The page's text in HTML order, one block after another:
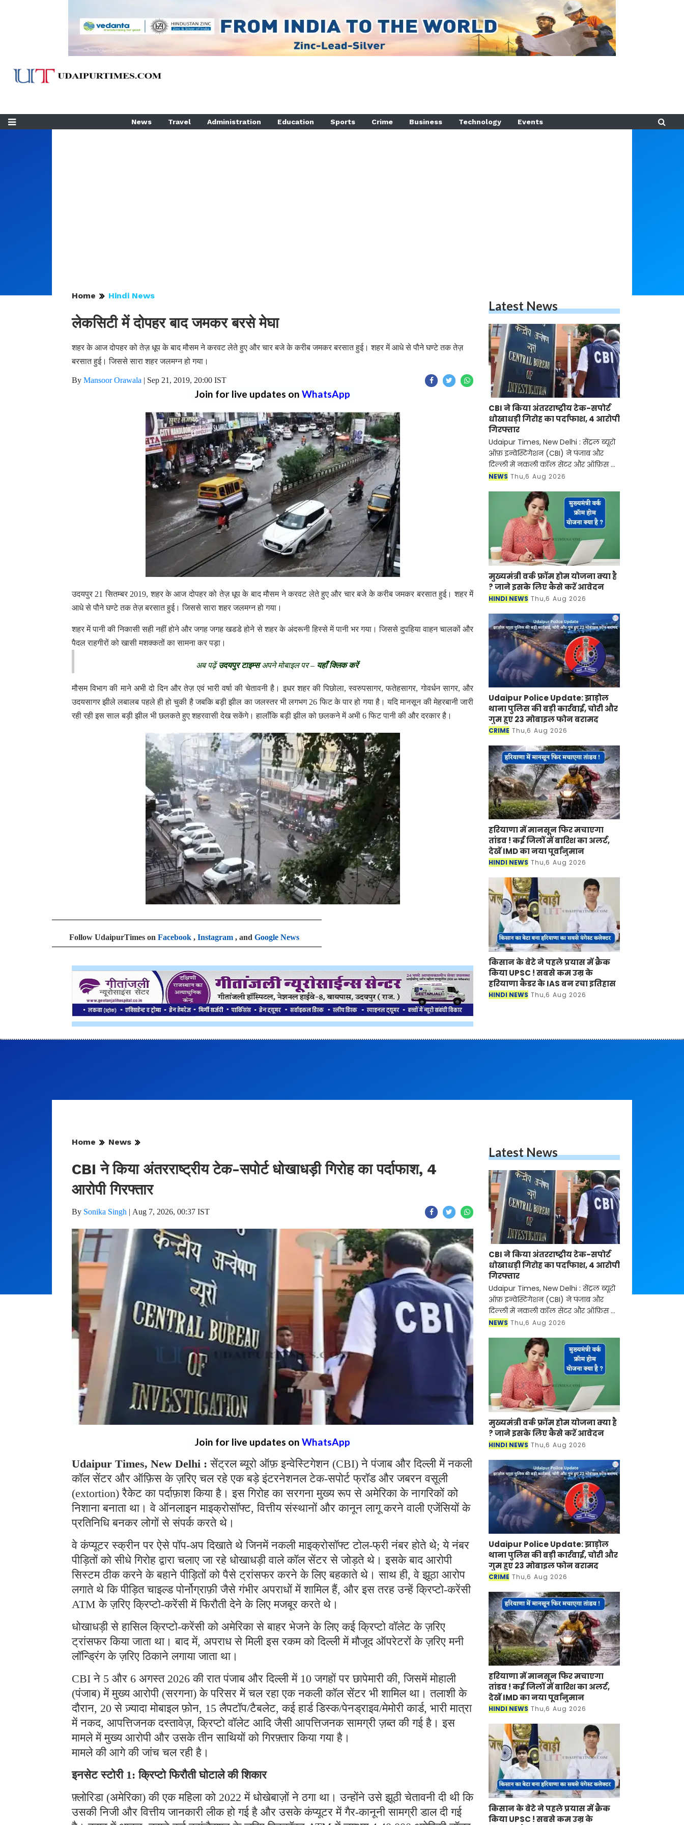
News Travel Administration Education Sports Crime Business Technology Events
Home Hindi News
लेकसिटी में दोपहर बाद जमकर बरसे मेघा
शहर के आज दोपहर को तेज़ धूप के बाद मौसम ने करवट लेते हुए और चार बजे के करीब जमकर बरसात हुई। शहर में आधे से पौने घण्टे तक तेज़
बरसात हुई। जिससे सारा शहर जलमग्न हो गया।
By Mansoor Orawala | Sep 21, 2019, 20:00 IST
Join for live updates on WhatsApp
उदयपुर 21 सितम्बर 2019, शहर के आज दोपहर को तेज़ धूप के बाद मौसम ने करवट लेते हुए और चार बजे के करीब जमकर बरसात हुई। शहर में
आधे से पौने घण्टे तक तेज़ बरसात हुई। जिससे सारा शहर जलमग्न हो गया।
शहर में पानी की निकासी सही नहीं होने और जगह जगह खडडे होने से शहर के अंदरूनी हिस्से में पानी भर गया। जिससे दुपहिया वाहन चालकों और
पैदल राहगीरों को खासी मशक्कतों का सामना कर पड़ा।
अब पढ़ें उदयपुर टाइम्सअपने मोबाइल पर – यहाँ क्लिक करें
मौसम विभाग की माने अभी दो दिन और तेज़ एवं भारी वर्षा की चेतावनी है। इधर शहर की पिछोला, स्वरुपसागर, फतेहसागर, गोवर्धन सागर, और
उदयसागर झीले लबालब पहले ही हो चुकी है जबकि बड़ी झील का जलस्तर भी लगभग 26 फिट के पार हो गया है। यदि मानसून की मेहरबानी जारी
रही रही इस साल बड़ी झील भी छलकते हुए शहरवासी देख सकेंगे। हालाँकि बड़ी झील को छलकने में अभी 6 फिट पानी की और दरकार है।
Follow UdaipurTimes on Facebook , Instagram , and Google News
Latest News
CBI ने किया अंतरराष्ट्रीय टेक-सपोर्ट
धोखाधड़ी गिरोह का पर्दाफाश, 4 आरोपी
गिरफ्तार
Udaipur Times, New Delhi : सेंट्रल ब्यूरो
ऑफ़ इन्वेस्टिगेशन (CBI) ने पंजाब और
दिल्ली में नकली कॉल सेंटर और ऑफ़िस के
ज़रिए चल रहे एक बड़े इंटरनेशनल टेक-
NEWS Thu,6 Aug 2026
मुख्यमंत्री वर्क फ्रॉम होम योजना क्या है
? जाने इसके लिए कैसे करें आवेदन
HINDI NEWS Thu,6 Aug 2026
Udaipur Police Update: झाड़ोल
थाना पुलिस की बड़ी कार्रवाई, चोरी और
गुम हुए 23 मोबाइल फोन बरामद
CRIME Thu,6 Aug 2026
हरियाणा में मानसून फिर मचाएगा
तांडव ! कई जिलों में बारिश का अलर्ट,
देखें IMD का नया पूर्वानुमान
HINDI NEWS Thu,6 Aug 2026
किसान के बेटे ने पहले प्रयास में क्रैक
किया UPSC ! सबसे कम उम्र के
हरियाणा कैडर के IAS बन रचा इतिहास
HINDI NEWS Thu,6 Aug 2026
Home News
CBI ने किया अंतरराष्ट्रीय टेक-सपोर्ट धोखाधड़ी गिरोह का पर्दाफाश, 4
आरोपी गिरफ्तार
By Sonika Singh | Aug 7, 2026, 00:37 IST
Join for live updates on WhatsApp
Udaipur Times, New Delhi :सेंट्रल ब्यूरो ऑफ़ इन्वेस्टिगेशन (CBI) ने पंजाब और दिल्ली में नकली
कॉल सेंटर और ऑफ़िस के ज़रिए चल रहे एक बड़े इंटरनेशनल टेक-सपोर्ट फ्रॉड और जबरन वसूली
(extortion) रैकेट का पर्दाफ़ाश किया है। इस गिरोह का सरगना मुख्य रूप से अमेरिका के नागरिकों को
निशाना बनाता था। वे ऑनलाइन माइक्रोसॉफ्ट, वित्तीय संस्थानों और कानून लागू करने वाली एजेंसियों के
प्रतिनिधि बनकर लोगों से संपर्क करते थे।
वे कंप्यूटर स्क्रीन पर ऐसे पॉप-अप दिखाते थे जिनमें नकली माइक्रोसॉफ्ट टोल-फ्री नंबर होते थे; ये नंबर
पीड़ितों को सीधे गिरोह द्वारा चलाए जा रहे धोखाधड़ी वाले कॉल सेंटर से जोड़ते थे। इसके बाद आरोपी
सिस्टम ठीक करने के बहाने पीड़ितों को पैसे ट्रांसफर करने के लिए बहकाते थे। साथ ही, वे झूठा आरोप
लगाते थे कि पीड़ित चाइल्ड पोर्नोग्राफ़ी जैसे गंभीर अपराधों में शामिल हैं, और इस तरह उन्हें क्रिप्टो-करेंसी
ATM के ज़रिए क्रिप्टो-करेंसी में फिरौती देने के लिए मजबूर करते थे।
धोखाधड़ी से हासिल क्रिप्टो-करेंसी को अमेरिका से बाहर भेजने के लिए कई क्रिप्टो वॉलेट के ज़रिए
ट्रांसफर किया जाता था। बाद में, अपराध से मिली इस रकम को दिल्ली में मौजूद ऑपरेटरों के ज़रिए मनी
लॉन्ड्रिंग के ज़रिए ठिकाने लगाया जाता था।
CBI ने 5 और 6 अगस्त 2026 की रात पंजाब और दिल्ली में 10 जगहों पर छापेमारी की, जिसमें मोहाली
(पंजाब) में मुख्य आरोपी (सरगना) के परिसर में चल रहा एक नकली कॉल सेंटर भी शामिल था। तलाशी के
दौरान, 20 से ज़्यादा मोबाइल फ़ोन, 15 लैपटॉप/टैबलेट, कई हार्ड डिस्क/पेनड्राइव/मेमोरी कार्ड, भारी मात्रा
में नकद, आपत्तिजनक दस्तावेज़, क्रिप्टो वॉलेट आदि जैसी आपत्तिजनक सामग्री ज़ब्त की गई है। इस
मामले में मुख्य आरोपी और उसके तीन साथियों को गिरफ़्तार किया गया है।
मामले की आगे की जांच चल रही है।
इनसेट स्टोरी 1: क्रिप्टो फिरौती घोटाले की शिकार
फ़्लोरिडा (अमेरिका) की एक महिला को 2022 में धोखेबाज़ों ने ठगा था। उन्होंने उसे झूठी चेतावनी दी थी कि
उसकी निजी और वित्तीय जानकारी लीक हो गई है और उसके कंप्यूटर में गैर-कानूनी सामग्री डाल दी गई
Latest News
CBI ने किया अंतरराष्ट्रीय टेक-सपोर्ट
धोखाधड़ी गिरोह का पर्दाफाश, 4 आरोपी
गिरफ्तार
Udaipur Times, New Delhi : सेंट्रल ब्यूरो
ऑफ़ इन्वेस्टिगेशन (CBI) ने पंजाब और
दिल्ली में नकली कॉल सेंटर और ऑफ़िस के
ज़रिए चल रहे एक बड़े इंटरनेशनल टेक-
NEWS Thu,6 Aug 2026
मुख्यमंत्री वर्क फ्रॉम होम योजना क्या है
? जाने इसके लिए कैसे करें आवेदन
HINDI NEWS Thu,6 Aug 2026
Udaipur Police Update: झाड़ोल
थाना पुलिस की बड़ी कार्रवाई, चोरी और
गुम हुए 23 मोबाइल फोन बरामद
CRIME Thu,6 Aug 2026
हरियाणा में मानसून फिर मचाएगा
तांडव ! कई जिलों में बारिश का अलर्ट,
देखें IMD का नया पूर्वानुमान
HINDI NEWS Thu,6 Aug 2026
किसान के बेटे ने पहले प्रयास में क्रैक
किया UPSC ! सबसे कम उम्र के